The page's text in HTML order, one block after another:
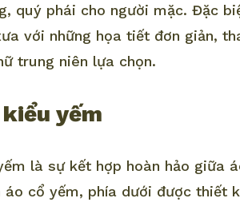
quý phái cho người mặc. Đặc
với những họa tiết đơn giản,
trung niên lựa chọn.
yếm
là sự kết hợp hoàn hảo giữa
cổ yếm, phía dưới được thiết